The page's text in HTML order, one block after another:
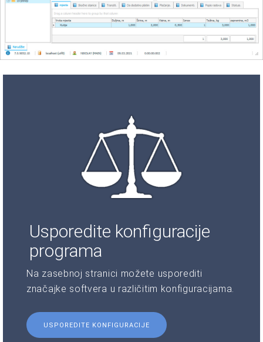
Usporedite konfiguracije
programa
Na zasebnoj stranici možete usporediti
značajke softvera u različitim konfiguracijama.
USPOREDITE KONFIGURACIJE